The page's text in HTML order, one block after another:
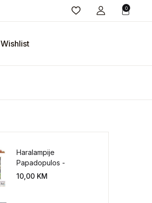
0
Wishlist
Haralampije
Papadopulos -
Poverenje: sloboda od
10,00 KM